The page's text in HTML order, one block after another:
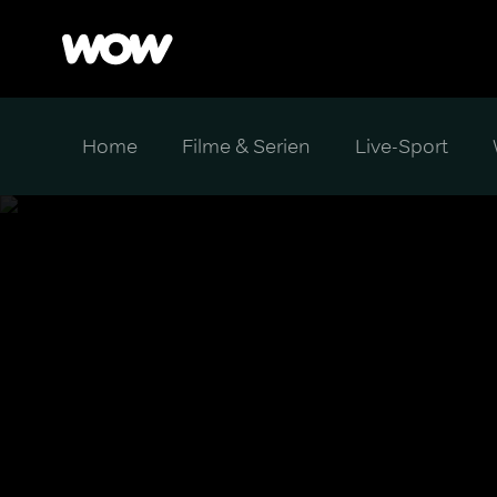
Home Filme & Serien Live-Sport